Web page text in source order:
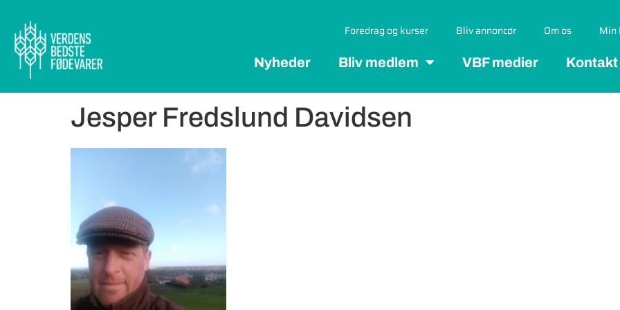
Foredrag og kurser Bliv annoncør Om os Min
Nyheder Bliv medlem VBF medier Kontakt
Jesper Fredslund Davidsen